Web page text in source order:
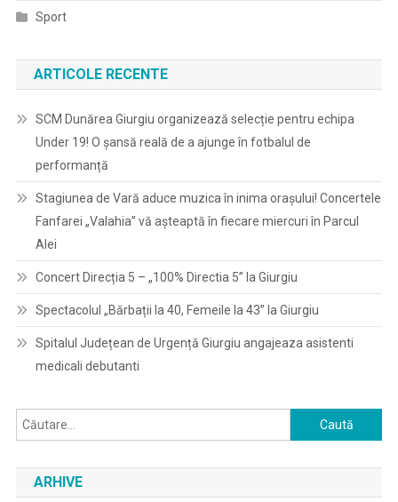
Sport
ARTICOLE RECENTE
SCM Dunărea Giurgiu organizează selecție pentru echipa
Under 19! O șansă reală de a ajunge în fotbalul de
performanță
Stagiunea de Vară aduce muzica în inima orașului! Concertele
Fanfarei „Valahia” vă așteaptă în fiecare miercuri în Parcul
Alei
Concert Direcția 5 – „100% Directia 5” la Giurgiu
Spectacolul „Bărbații la 40, Femeile la 43” la Giurgiu
Spitalul Județean de Urgență Giurgiu angajeaza asistenti
medicali debutanti
Caută
după:
ARHIVE